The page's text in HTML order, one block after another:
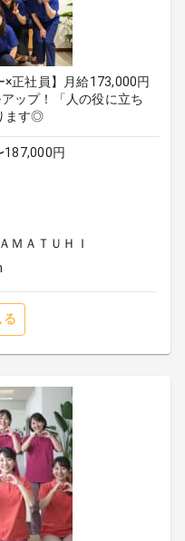
×正社員】月給173,000円
ップ！「人の役に立ち
ます◎
187,000円
ＭＡＴＵＨＩ